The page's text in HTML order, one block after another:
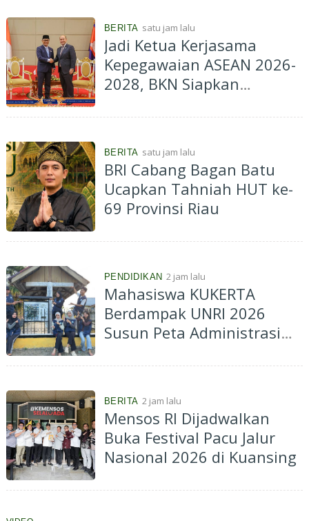
BERITA satu jam lalu
Jadi Ketua Kerjasama
Kepegawaian ASEAN 2026-
2028, BKN Siapkan
Kolaborasi ASN ASEAN
BERITA satu jam lalu
BRI Cabang Bagan Batu
Ucapkan Tahniah HUT ke-
69 Provinsi Riau
PENDIDIKAN 2 jam lalu
Mahasiswa KUKERTA
Berdampak UNRI 2026
Susun Peta Administrasi
untuk Dukung Informasi
Pembangunan
BERITA 2 jam lalu
Mensos RI Dijadwalkan
Buka Festival Pacu Jalur
Nasional 2026 di Kuansing